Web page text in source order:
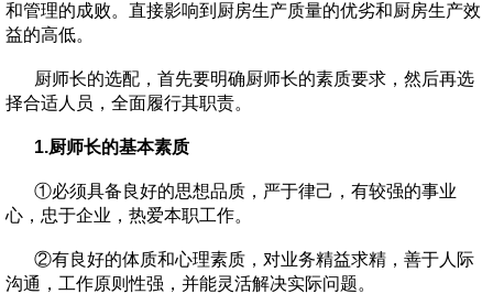
和管理的成败。直接影响到厨房生产质量的优劣和厨房生产效
益的高低。
厨师长的选配，首先要明确厨师长的素质要求，然后再选
择合适人员，全面履行其职责。
1.厨师长的基本素质
①必须具备良好的思想品质，严于律己，有较强的事业
心，忠于企业，热爱本职工作。
②有良好的体质和心理素质，对业务精益求精，善于人际
沟通，工作原则性强，并能灵活解决实际问题。